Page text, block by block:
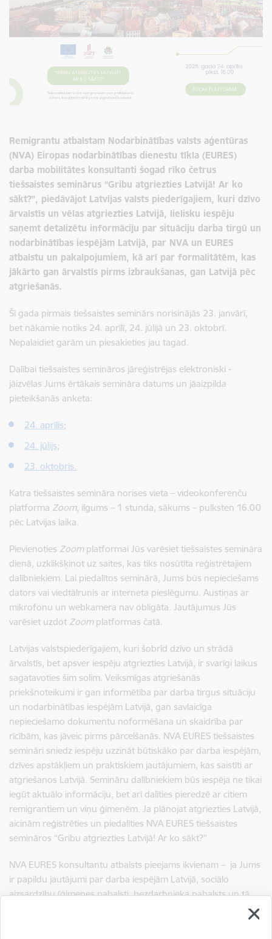
Remigrantu atbalstam Nodarbinātības valsts aģentūras
(NVA) Eiropas nodarbinātības dienestu tīkla (EURES)
darba mobilitātes konsultanti šogad rīko četrus
tiešsaistes seminārus “Gribu atgriezties Latvijā! Ar ko
sākt?”, piedāvājot Latvijas valsts piederīgajiem, kuri dzīvo
ārvalstīs un vēlas atgriezties Latvijā, lielisku iespēju
saņemt detalizētu informāciju par situāciju darba tirgū un
nodarbinātības iespējām Latvijā, par NVA un EURES
atbalstu un pakalpojumiem, kā arī par formalitātēm, kas
jākārto gan ārvalstīs pirms izbraukšanas, gan Latvijā pēc
atgriešanās.
Šī gada pirmais tiešsaistes seminārs norisinājās 23. janvārī,
bet nākamie notiks 24. aprīlī, 24. jūlijā un 23. oktobrī.
Nepalaidiet garām un piesakieties jau tagad.
Dalībai tiešsaistes semināros jāreģistrējas elektroniski -
jāizvēlas Jums ērtākais semināra datums un jāaizpilda
pieteikšanās anketa:
24. aprīlis;
24. jūlijs;
23. oktobris.
Katra tiešsaistes semināra norises vieta – videokonferenču
platforma Zoom, ilgums – 1 stunda, sākums – pulksten 16.00
pēc Latvijas laika.
Pievienoties Zoomplatformai Jūs varēsiet tiešsaistes semināra
dienā, uzklikšķinot uz saites, kas tiks nosūtīta reģistrētajiem
dalībniekiem. Lai piedalītos seminārā, Jums būs nepieciešams
dators vai viedtālrunis ar interneta pieslēgumu. Austiņas ar
mikrofonu un webkamera nav obligāta. Jautājumus Jūs
varēsiet uzdot Zoomplatformas čatā.
Latvijas valstspiederīgajiem, kuri šobrīd dzīvo un strādā
ārvalstīs, bet apsver iespēju atgriezties Latvijā, ir svarīgi laikus
sagatavoties šim solim. Veiksmīgas atgriešanās
priekšnoteikumi ir gan informētība par darba tirgus situāciju
un nodarbinātības iespējām Latvijā, gan savlaicīga
nepieciešamo dokumentu noformēšana un skaidrība par
rīcībām, kas jāveic pirms pārcelšanās. NVA EURES tiešsaistes
semināri sniedz iespēju uzzināt būtiskāko par darba iespējām,
dzīves apstākļiem un praktiskiem jautājumiem, kas saistīti ar
atgriešanos Latvijā. Semināru dalībniekiem būs iespēja ne tikai
iegūt aktuālo informāciju, bet arī dalīties pieredzē ar citiem
remigrantiem un viņu ģimenēm. Ja plānojat atgriezties Latvijā,
aicinām reģistrēties un piedalīties NVA EURES tiešsaistes
semināros “Gribu atgriezties Latvijā! Ar ko sākt?”
NVA EURES konsultantu atbalsts pieejams ikvienam – ja Jums
ir papildu jautājumi par darba iespējām Latvijā, sociālo
aizsardzību (ģimenes pabalsti, bezdarbnieka pabalsts un tā
eksports) vai starpvalstu nodokļu samaksu, aicinām sazināties